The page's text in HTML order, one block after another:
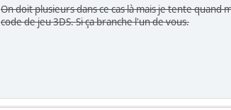
On doit plusieurs dans ce cas là mais je tente
code de jeu 3DS. Si ça branche l'un de vous.